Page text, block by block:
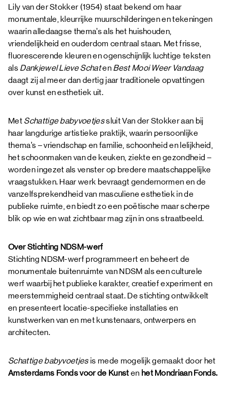
Lily van der Stokker (1954) staat bekend om haar
monumentale, kleurrijke muurschilderingen en tekeningen
waarin alledaagse thema’s als het huishouden,
vriendelijkheid en ouderdom centraal staan. Met frisse,
fluorescerende kleuren en ogenschijnlijk luchtige teksten
als Dankjewel Lieve Schaten Best Mooi Weer Vandaag
daagt zij al meer dan dertig jaar traditionele opvattingen
over kunst en esthetiek uit.
Met Schattige babyvoetjessluit Van der Stokker aan bij
haar langdurige artistieke praktijk, waarin persoonlijke
thema’s – vriendschap en familie, schoonheid en lelijkheid,
het schoonmaken van de keuken, ziekte en gezondheid –
worden ingezet als venster op bredere maatschappelijke
vraagstukken. Haar werk bevraagt gendernormen en de
vanzelfsprekendheid van masculiene esthetiek in de
publieke ruimte, en biedt zo een poëtische maar scherpe
blik op wie en wat zichtbaar mag zijn in ons straatbeeld.
Over Stichting NDSM-werf
Stichting NDSM-werf programmeert en beheert de
monumentale buitenruimte van NDSM als een culturele
werf waarbij het publieke karakter, creatief experiment en
meerstemmigheid centraal staat. De stichting ontwikkelt
en presenteert locatie-specifieke installaties en
kunstwerken van en met kunstenaars, ontwerpers en
architecten.
Schattige babyvoetjesis mede mogelijk gemaakt door het
Amsterdams Fonds voor de Kunsten het Mondriaan Fonds.